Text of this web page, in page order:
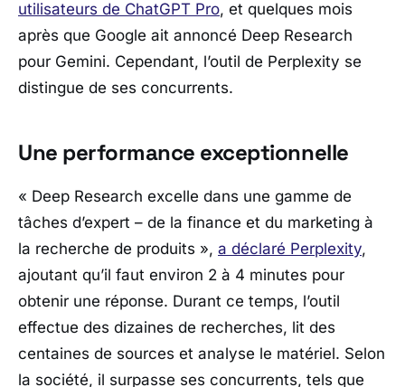
utilisateurs de ChatGPT Pro, et quelques mois
après que Google ait annoncé Deep Research
pour Gemini. Cependant, l’outil de Perplexity se
distingue de ses concurrents.
Une performance exceptionnelle
« Deep Research excelle dans une gamme de
tâches d’expert – de la finance et du marketing à
la recherche de produits », a déclaré Perplexity,
ajoutant qu’il faut environ 2 à 4 minutes pour
obtenir une réponse. Durant ce temps, l’outil
effectue des dizaines de recherches, lit des
centaines de sources et analyse le matériel. Selon
la société, il surpasse ses concurrents, tels que